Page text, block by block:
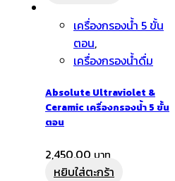
เครื่องกรองน้ำ 5 ขั้น
ตอน,
เครื่องกรองน้ำดื่ม
Absolute Ultraviolet &
Ceramic เครื่องกรองน้ำ 5 ขั้น
ตอน
2,450.00
หยิบใส่ตะกร้า